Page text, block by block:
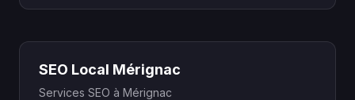
SEO Local Mérignac
Services SEO à Mérignac